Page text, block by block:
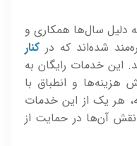
دلیل سال‌ها همکاری و
شده‌اند که در کنار
این خدمات رایگان به
هزینه‌ها و انطباق با
هر یک از این خدمات
آن‌ها در حمایت از